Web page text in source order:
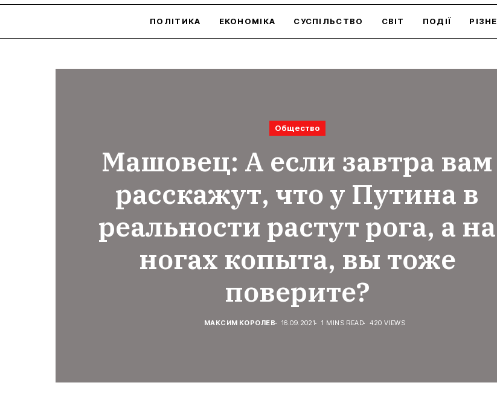
ПОЛІТИКА ЕКОНОМІКА СУСПІЛЬСТВО СВІТ ПОДІЇ РІЗНЕ
Общество
Машовец: А если завтра вам
расскажут, что у Путина в
реальности растут рога, а на
ногах копыта, вы тоже
поверите?
МАКСИМ КОРОЛЕВ 16.09.2021 1 MINS READ 420 VIEWS